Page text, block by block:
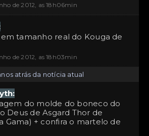
de 2012, as 18h06min
tamanho real do Kouga de
de 2012, as 18h03min
atrás da notícia atual
do molde do boneco do
Deus de Asgard Thor de
Gama) + confira o martelo de